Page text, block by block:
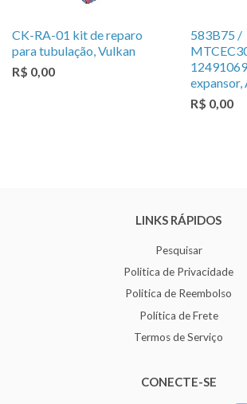
CK-RA-01 kit de reparo
para tubulação, Vulkan
R$ 0,00
583B75 /
expansor,
R$ 0,00
LINKS RÁPIDOS
Pesquisar
Politica de Privacidade
Politica de Reembolso
Política de Frete
Termos de Serviço
CONECTE-SE